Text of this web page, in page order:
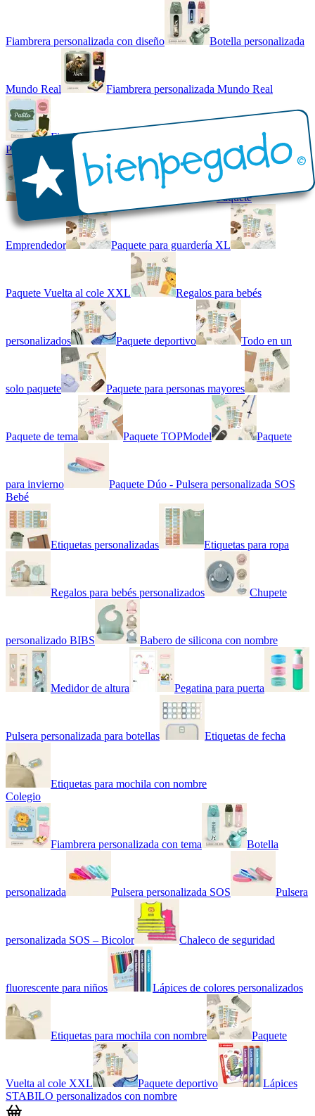
Fiambrera personalizada con diseño Botella personalizada
Mundo Real Fiambrera personalizada Mundo Real
Fiambrera con tu nombre básica
Paquetes
Kit combinado de etiquetas Paquete
Emprendedor Paquete para guardería XL
Paquete Vuelta al cole XXL Regalos para bebés
personalizados Paquete deportivo Todo en un
solo paquete Paquete para personas mayores
Paquete de tema Paquete TOPModel Paquete
para invierno
Paquete Dúo - Pulsera personalizada SOS
Bebé
Etiquetas personalizadas Etiquetas para ropa
Regalos para bebés personalizados Chupete
personalizado BIBS Babero de silicona con nombre
Medidor de altura Pegatina para puerta
Pulsera personalizada para botellas Etiquetas de fecha
Etiquetas para mochila con nombre
Colegio
Fiambrera personalizada con tema Botella
personalizada Pulsera personalizada SOS Pulsera
personalizada SOS – Bicolor Chaleco de seguridad
fluorescente para niños Lápices de colores personalizados
Etiquetas para mochila con nombre Paquete
Vuelta al cole XXL Paquete deportivo
Lápices
STABILO personalizados con nombre